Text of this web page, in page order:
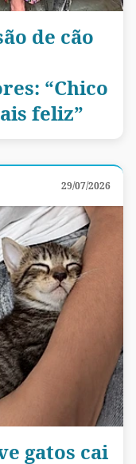
de cão
“Chico
feliz”
29/07/2026
gatos cai